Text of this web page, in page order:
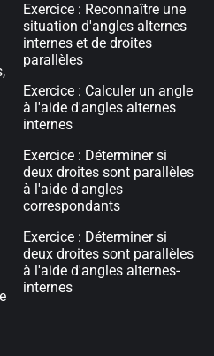
Exercice : Reconnaître une
situation d'angles alternes
internes et de droites
parallèles
Exercice : Calculer un angle
à l'aide d'angles alternes
internes
Exercice : Déterminer si
deux droites sont parallèles
à l'aide d'angles
correspondants
Exercice : Déterminer si
deux droites sont parallèles
à l'aide d'angles alternes-
internes